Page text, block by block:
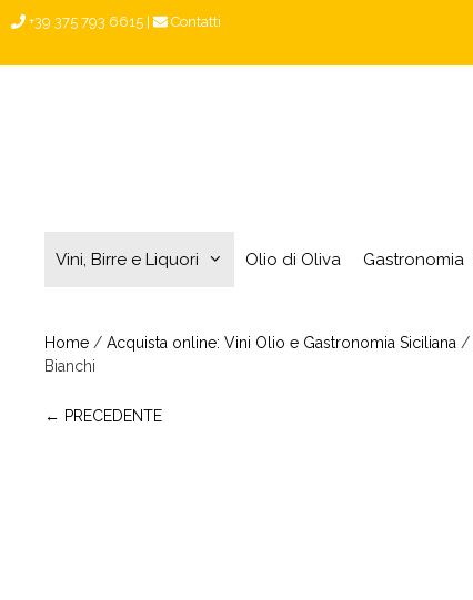
+39 375 793 6615 Contatti
Vini, Birre e Liquori Olio di Oliva Gastronomia
Home / Acquista online: Vini Olio e Gastronomia Siciliana /
Bianchi
← PRECEDENTE